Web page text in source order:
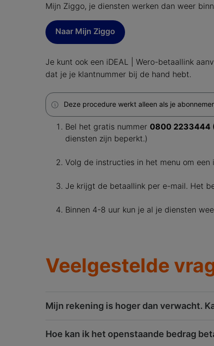
Mijn Ziggo, je diensten werken dan weer
Naar Mijn Ziggo
Je kunt ook een iDEAL | Wero-betaallink
dat je je klantnummer bij de hand hebt.
Deze procedure werkt alleen als je
Bel het gratis nummer 0800 2233444
diensten zijn beperkt.)
Volg de instructies in het menu om
Je krijgt de betaallink per e-mail. Het
Binnen 4-8 uur kun je al je diensten
Veelgestelde
Mijn rekening is hoger dan verwacht.
Hoe kan ik het openstaande bedrag